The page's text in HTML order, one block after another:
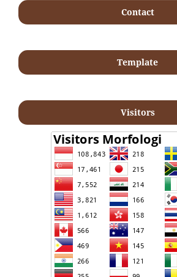
Contact
Template
Visitors